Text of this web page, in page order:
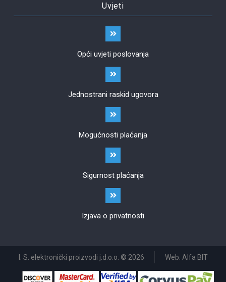
Uvjeti
Opći uvjeti poslovanja
Jednostrani raskid ugovora
Mogućnosti plaćanja
Sigurnost plaćanja
Izjava o privatnosti
I. S. elektronički proizvodi j.d.o.o. © 2026 Web: Alfa BIT